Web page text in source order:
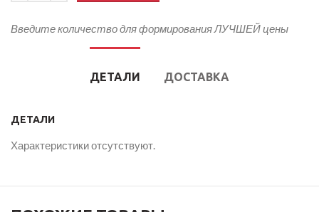
Введите количество для формирования ЛУЧШЕЙ цены
ДЕТАЛИ ДОСТАВКА
ДЕТАЛИ
Характеристики отсутствуют.